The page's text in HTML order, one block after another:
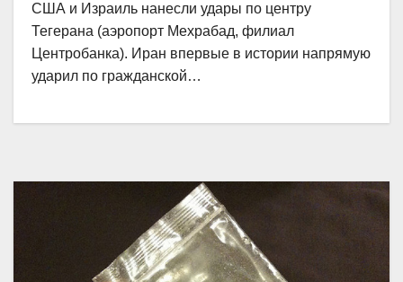
США и Израиль нанесли удары по центру
Тегерана (аэропорт Мехрабад, филиал
Центробанка). Иран впервые в истории напрямую
ударил по гражданской…